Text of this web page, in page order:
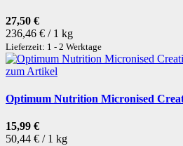
27,50 €
236,46 € / 1 kg
Lieferzeit: 1 - 2 Werktage
zum Artikel
Optimum Nutrition Micronised
15,99 €
50,44 € / 1 kg